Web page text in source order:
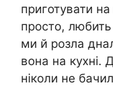
приготувати
просто,
ми й розла
вона на кухні.
ніколи не